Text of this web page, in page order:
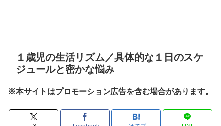
１歳児の生活リズム／具体的な１日のスケ
ジュールと密かな悩み
※本サイトはプロモーション広告を含む場合があります。